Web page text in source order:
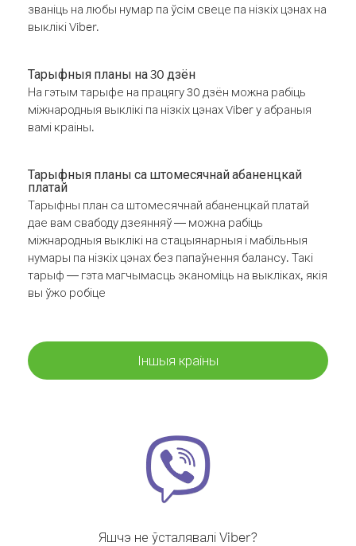
званіць на любы нумар па ўсім свеце па нізкіх цэнах на
выклікі Viber.
Тарыфныя планы на 30 дзён
На гэтым тарыфе на працягу 30 дзён можна рабіць
міжнародныя выклікі па нізкіх цэнах Viber у абраныя
вамі краіны.
Тарыфныя планы са штомесячнай абаненцкай
платай
Тарыфны план са штомесячнай абаненцкай платай
дае вам свабоду дзеянняў — можна рабіць
міжнародныя выклікі на стацыянарныя і мабільныя
нумары па нізкіх цэнах без папаўнення балансу. Такі
тарыф — гэта магчымасць эканоміць на выкліках, якія
вы ўжо робіце
Іншыя краіны
Яшчэ не ўсталявалі Viber?